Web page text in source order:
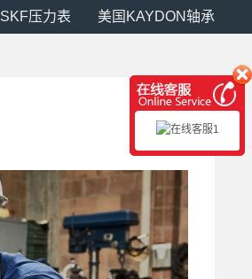
SKF压力表 美国KAYDON轴承